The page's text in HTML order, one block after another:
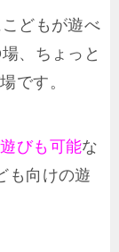
どもが遊べ
、ちょっと
です。
びも可能な
も向けの遊